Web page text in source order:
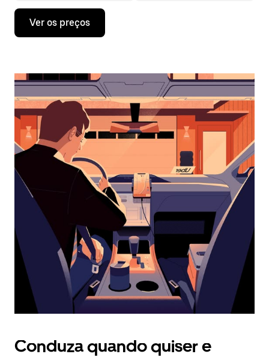
Prima
tecla
interagir
o
calendário
selecionar
uma
data.
Prima
o
botão
o
calendário.
Ver os preços
Conduza quando quiser e